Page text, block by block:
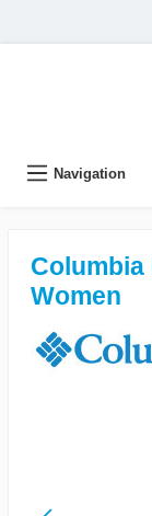
Navigation
Columbia
Women